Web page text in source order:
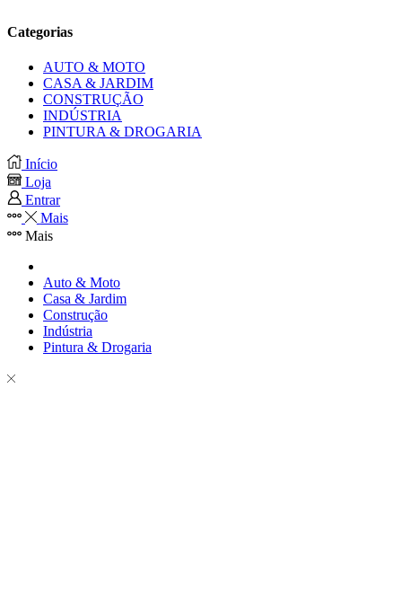
Categorias
AUTO & MOTO
CASA & JARDIM
CONSTRUÇÃO
INDÚSTRIA
PINTURA & DROGARIA
Início
Loja
Entrar
Mais
Mais
Auto & Moto
Casa & Jardim
Construção
Indústria
Pintura & Drogaria